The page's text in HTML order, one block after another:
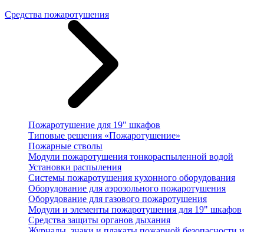
Средства пожаротушения
Пожаротушение для 19" шкафов
Типовые решения «Пожаротушение»
Пожарные стволы
Модули пожаротушения тонкораспыленной водой
Установки распыления
Системы пожаротушения кухонного оборудования
Оборудование для аэрозольного пожаротушения
Оборудование для газового пожаротушения
Модули и элементы пожаротушения для 19" шкафов
Средства защиты органов дыхания